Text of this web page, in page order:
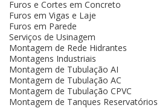
Furos e Cortes em Concreto
Furos em Vigas e Laje
Furos em Parede
Serviços de Usinagem
Montagem de Rede Hidrantes
Montagens Industriais
Montagem de Tubulação AI
Montagem de Tubulação AC
Montagem de Tubulação CPVC
Montagem de Tanques Reservatórios